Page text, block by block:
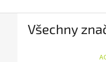
Všechny